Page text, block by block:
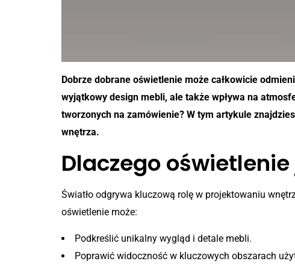
Dobrze dobrane oświetlenie może całkowicie
wyjątkowy design mebli, ale także wpływa na
tworzonych na zamówienie? W tym artykule
wnętrza.
Dlaczego
Światło odgrywa kluczową rolę w projektowaniu
oświetlenie może:
Podkreślić unikalny wygląd i detale mebli.
Poprawić widoczność w kluczowych obszarach